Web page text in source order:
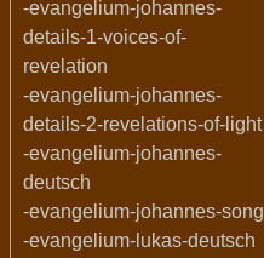
-evangelium-johannes-
details-1-voices-of-
revelation
-evangelium-johannes-
details-2-revelations-of-light
-evangelium-johannes-
deutsch
-evangelium-johannes-song
-evangelium-lukas-deutsch